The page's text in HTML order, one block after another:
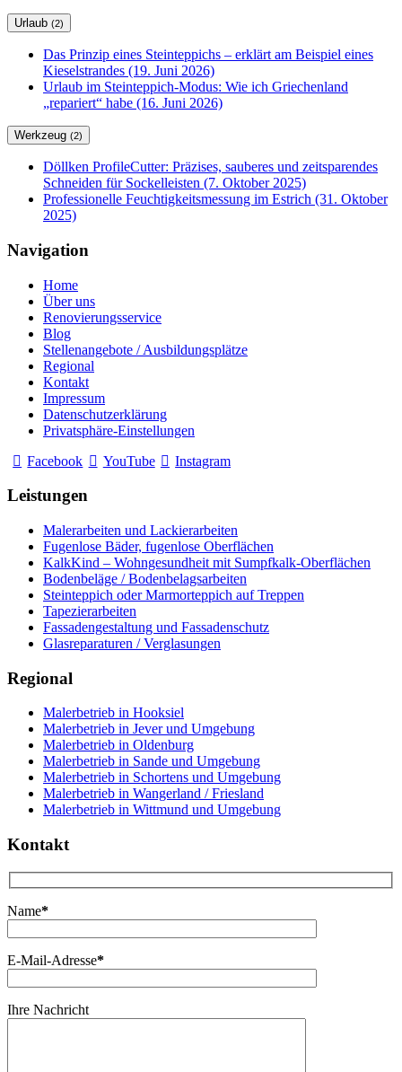
Urlaub (2)
Das Prinzip eines Steinteppichs – erklärt am Beispiel eines
Kieselstrandes (19. Juni 2026)
Urlaub im Steinteppich-Modus: Wie ich Griechenland
„repariert“ habe (16. Juni 2026)
Werkzeug (2)
Döllken ProfileCutter: Präzises, sauberes und zeitsparendes
Schneiden für Sockelleisten (7. Oktober 2025)
Professionelle Feuchtigkeitsmessung im Estrich (31. Oktober
2025)
Navigation
Home
Über uns
Renovierungsservice
Blog
Stellenangebote / Ausbildungsplätze
Regional
Kontakt
Impressum
Datenschutzerklärung
Privatsphäre-Einstellungen
Facebook
YouTube Instagram
Leistungen
Malerarbeiten und Lackierarbeiten
Fugenlose Bäder, fugenlose Oberflächen
KalkKind – Wohngesundheit mit Sumpfkalk-Oberflächen
Bodenbeläge / Bodenbelagsarbeiten
Steinteppich oder Marmorteppich auf Treppen
Tapezierarbeiten
Fassadengestaltung und Fassadenschutz
Glasreparaturen / Verglasungen
Regional
Malerbetrieb in Hooksiel
Malerbetrieb in Jever und Umgebung
Malerbetrieb in Oldenburg
Malerbetrieb in Sande und Umgebung
Malerbetrieb in Schortens und Umgebung
Malerbetrieb in Wangerland / Friesland
Malerbetrieb in Wittmund und Umgebung
Kontakt
Name*
E-Mail-Adresse*
Ihre Nachricht